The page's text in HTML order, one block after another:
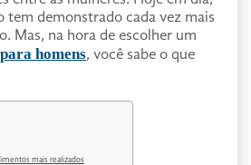
tem demonstrado cada vez mais
Mas, na hora de escolher um
homens, você sabe o que
mais realizados